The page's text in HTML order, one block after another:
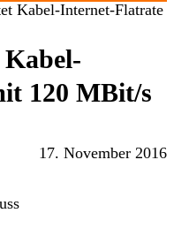
Kabel-Internet-Flatrate
120 MBit/s
17. November 2016